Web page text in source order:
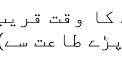
وقت
طاعت